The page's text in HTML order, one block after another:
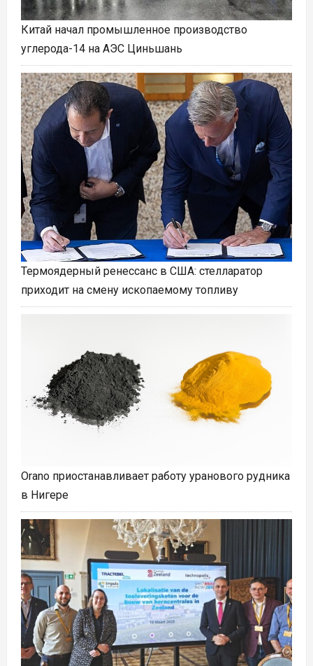
Китай начал промышленное производство
углерода-14 на АЭС Циньшань
Термоядерный ренессанс в США: стелларатор
приходит на смену ископаемому топливу
Orano приостанавливает работу уранового рудника
в Нигере